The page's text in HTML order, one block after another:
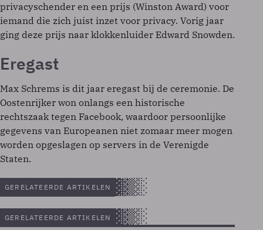
privacyschender en een prijs (Winston Award) voor
iemand die zich juist inzet voor privacy. Vorig jaar
ging deze prijs naar klokkenluider Edward Snowden.
Eregast
Max Schrems is dit jaar eregast bij de ceremonie. De
Oostenrijker won onlangs een historische
rechtszaak tegen Facebook, waardoor persoonlijke
gegevens van Europeanen niet zomaar meer mogen
worden opgeslagen op servers in de Verenigde
Staten.
GERELATEERDE ARTIKELEN
GERELATEERDE ARTIKELEN